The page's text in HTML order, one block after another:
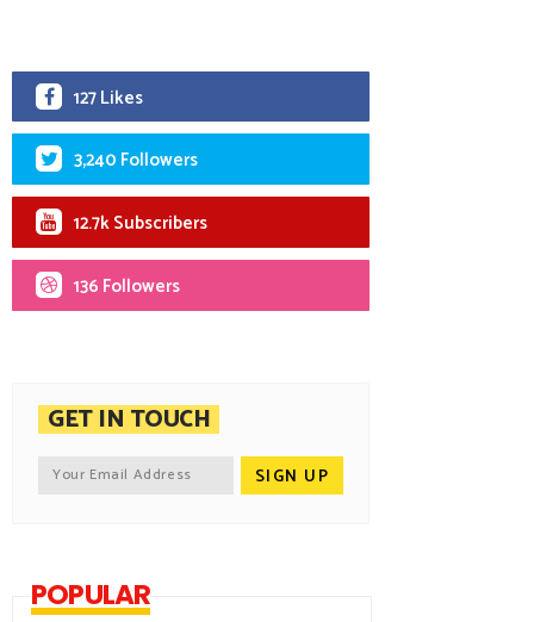
127 Likes
3,240 Followers
12.7k Subscribers
136 Followers
GET IN TOUCH
POPULAR